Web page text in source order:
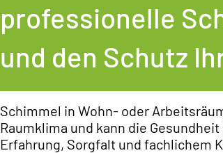
professionelle
und den Schutz
Schimmel in Wohn- oder
Raumklima und kann die
Erfahrung, Sorgfalt und fachlichem